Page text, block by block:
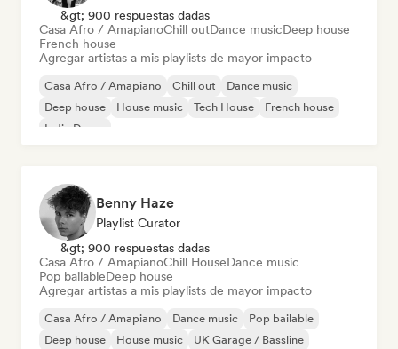
&gt; 900 respuestas dadas
Casa Afro / AmapianoChill outDance musicDeep house
French house
Agregar artistas a mis playlists de mayor impacto
Casa Afro / Amapiano Chill out
Dance music
Deep house
House music Tech House
French house
Indie Dance
Benny Haze
Playlist Curator
&gt; 900 respuestas dadas
Casa Afro / AmapianoChill HouseDance music
Pop bailableDeep house
Agregar artistas a mis playlists de mayor impacto
Casa Afro / Amapiano Dance music
Pop bailable
Deep house
House music UK Garage / Bassline